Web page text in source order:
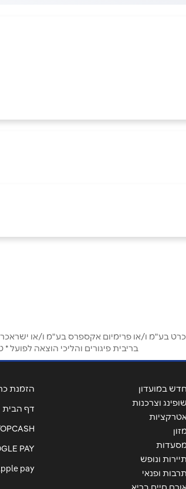
ו/או פרימיום אקספרס בע"מ ו/או
בריבית פיגורים והליכי הוצאה לפועל *
חדש במועדון
שופינג וצרכנות
תיירות ונופש
תרבות ופנאי
הזמנת
דף הבית
PAY
pay